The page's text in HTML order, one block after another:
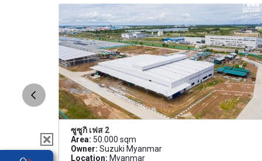
ซูซูกิ เฟส 2
Area: 50.000 sqm
Owner: Suzuki Myanmar
Location: Myanmar